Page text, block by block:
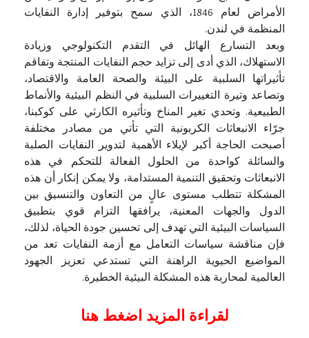
الأمراض لعام 1846، الذي سمح بتوفير إدارة النفايات
المنظمة في لندن.
وبعد التسارع الهائل في التقدم التكنولوجي وزيادة
الاستهلاك، الذي أدى إلى تزايد حجم النفايات المنتجة وتفاقم
تأثيراتها السلبية على البيئة والصحة العامة والاقتصاد،
وتصاعد وتيرة التغييرات السلبية في النظم البيئية والأنماط
الطبيعية. وتحدي تغير المناخ وتأثيره الكارثي على كوكبنا،
جرّاء الانبعاثات الكربونية التي تأتي من مصادر مختلفة
أصبحت الحاجة أكبر لإيلاء الأهمية لتدوير النفايات الصلبة
والسائلة كواحدة من الحلول الفعالة للتحكم في هذه
الانبعاثات وتحقيق التنمية المستدامة، ولا يمكن إنكار أن هذه
المشكلة تتطلب مستوى عالٍ من التعاون والتنسيق بين
الدول والجهات المعنية، يرافقها التزام قوي بتطبيق
السياسات البيئية التي تهدف إلى تحسين جودة الحياة، لذلك،
فإن مناقشة سياسات التعامل مع أزمة النفايات تعد من
المواضيع الحيوية الراهنة التي تستدعي تعزيز الجهود
العالمية لمحاربة هذه المشكلة البيئية الخطيرة.
لقراءة المزيد اضغط هنا